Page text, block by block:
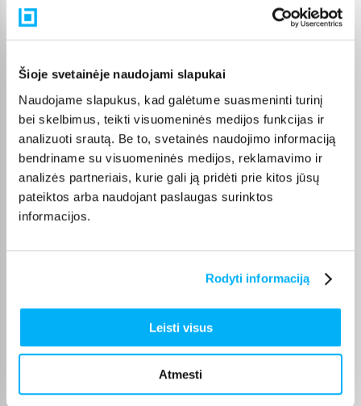
Šioje svetainėje naudojami slapukai
Naudojame slapukus, kad galėtume suasmeninti turinį
bei skelbimus, teikti visuomeninės medijos funkcijas ir
analizuoti srautą. Be to, svetainės naudojimo informaciją
bendriname su visuomeninės medijos, reklamavimo ir
analizės partneriais, kurie gali ją pridėti prie kitos jūsų
pateiktos arba naudojant paslaugas surinktos
informacijos.
Rodyti informaciją
Leisti visus
Atmesti
Pirkėjų atsiliepimai apie prekes
Patvirtintas pirkėjas
Esu patenkintas HP LaserJet Pro M234dw spausdintuvu. Spausdina
greitai, tekstas ...
Patvirtintas pirkėjas
Esu labai patenkintas EPSON EcoTank ET-8550 spausdintuvu.
Spausdinimo kokybė tik ...
Excelent printer for home usage. Good quality. Easy to use, comfortable